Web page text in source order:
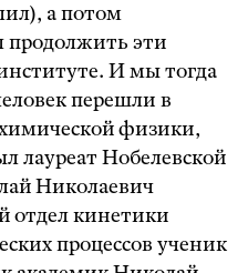
а потом
эти
И мы тогда
перешли в
физики,
лауреат Нобелевской
Николаевич
отдел кинетики
процессов ученик